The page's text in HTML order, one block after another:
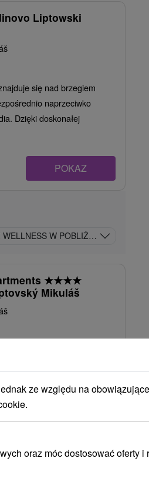
Liptowski
się nad brzegiem
naprzeciwko
Dzięki doskonałej
POKAZ
W POBLIŻU TATRALANDII
★★★★
Mikuláš
ze względu na
oraz móc dostosować oferty i